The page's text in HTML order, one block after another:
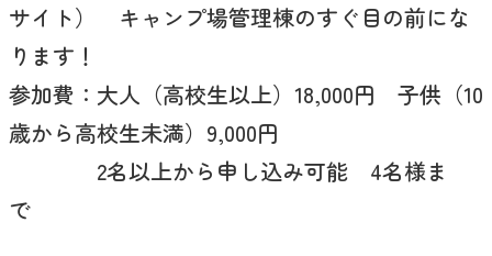
サイト） キャンプ場管理棟のすぐ目の前にな
ります！
参加費：大人（高校生以上）18,000円 子供（10
歳から高校生未満）9,000円
2名以上から申し込み可能 4名様ま
で